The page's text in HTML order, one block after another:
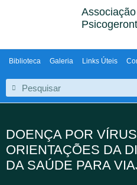
Biblioteca Galeria Links Úteis
DOENÇA POR
ORIENTAÇÕES DA
DA SAÚDE PARA